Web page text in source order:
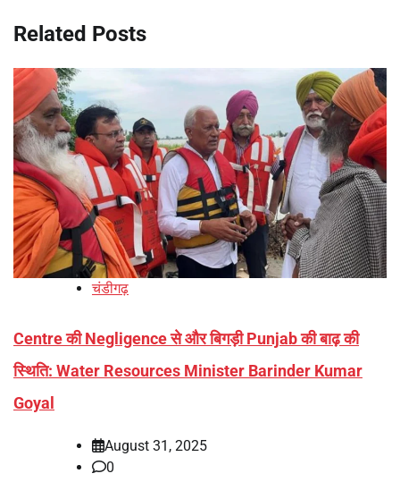
Related Posts
चंडीगढ़
Centre की Negligence से और बिगड़ी Punjab की बाढ़ की
स्थिति: Water Resources Minister Barinder Kumar
Goyal
August 31, 2025
0